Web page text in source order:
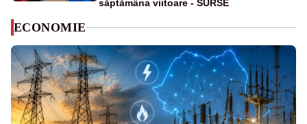
săptămâna viitoare - SURSE
ECONOMIE